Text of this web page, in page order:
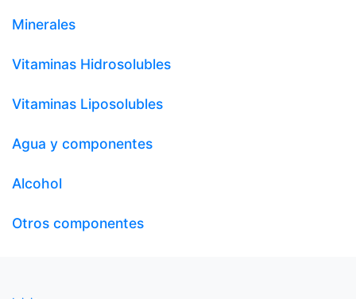
Minerales
Vitaminas Hidrosolubles
Vitaminas Liposolubles
Agua y componentes
Alcohol
Otros componentes